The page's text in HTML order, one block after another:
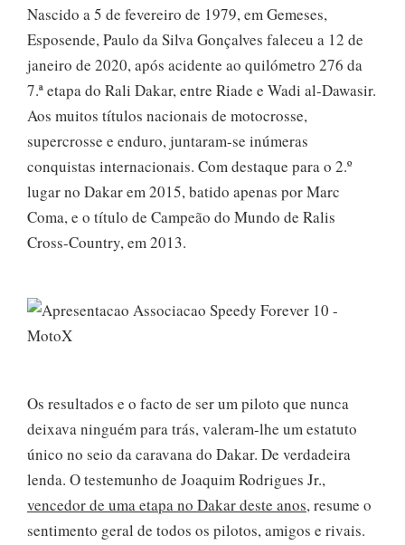
Nascido a 5 de fevereiro de 1979, em Gemeses,
Esposende, Paulo da Silva Gonçalves faleceu a 12 de
janeiro de 2020, após acidente ao quilómetro 276 da
7.ª etapa do Rali Dakar, entre Riade e Wadi al-Dawasir.
Aos muitos títulos nacionais de motocrosse,
supercrosse e enduro, juntaram-se inúmeras
conquistas internacionais. Com destaque para o 2.º
lugar no Dakar em 2015, batido apenas por Marc
Coma, e o título de Campeão do Mundo de Ralis
Cross-Country, em 2013.
Os resultados e o facto de ser um piloto que nunca
deixava ninguém para trás, valeram-lhe um estatuto
único no seio da caravana do Dakar. De verdadeira
lenda. O testemunho de Joaquim Rodrigues Jr.,
vencedor de uma etapa no Dakar deste anos, resume o
sentimento geral de todos os pilotos, amigos e rivais.